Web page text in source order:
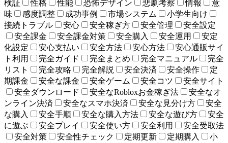
検証 性格 性能 恐怖デザイン 悲劇考察 情報
意
味
感度調整 成功事例 市場システム
小学生向け
接続トラブル
安心 安全稼ぎ方 安全管理
安全設定
安全課金
安全課金対策 安全購入 安全運用
安定
化設定
安心支払い 安全方法 安心方法
安心通販サイ
ト利用
完全ガイド 完全まとめ 完全マニュアル
完全
リスト
完全攻略 完全解説 安全決済 安全操作
定
期課金
安全な課金 安全ゲーム 安全コツ
安全サイト
安全ダウンロード
安全なRobloxお金稼ぎ法
安全なオ
ンライン決済
安全なスマホ決済 安全な見分け方
安全
な購入
安全手順 安全な購入方法 安全な遊び方
安全
に遊ぶ
安全プレイ 安全使い方 安全利用
安全受取法
安全対策
安全性チェック 定期更新 定期購入
小